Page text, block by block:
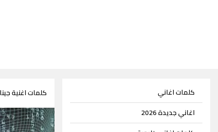
كلمات اغاني
اغاني جديدة 2026
كلمات اغنية